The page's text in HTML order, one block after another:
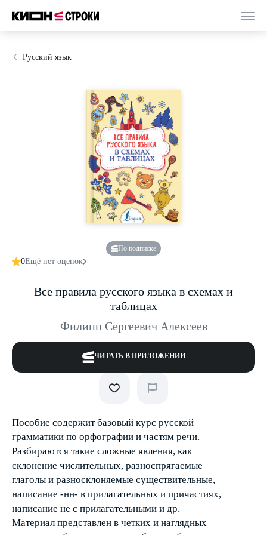
Русский язык
По подписке
0Ещё нет оценок
Все правила русского языка в схемах и
таблицах
Филипп Сергеевич Алексеев
ЧИТАТЬ В ПРИЛОЖЕНИИ
Пособие содержит базовый курс русской
грамматики по орфографии и частям речи.
Разбираются такие сложные явления, как
склонение числительных, разноспрягаемые
глаголы и разносклоняемые существительные,
написание -нн- в прилагательных и причастиях,
написание не с прилагательными и др.
Материал представлен в четких и наглядных